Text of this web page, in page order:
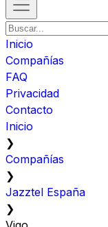
Inicio
Compañías
FAQ
Privacidad
Contacto
Inicio
❯
Compañías
❯
Jazztel España
❯